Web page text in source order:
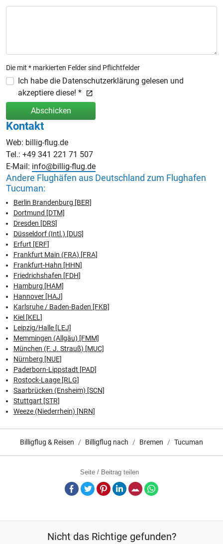
Die mit * markierten Felder sind Pflichtfelder
Ich habe die Datenschutzerklärung gelesen und
akzeptiere diese! *
Abschicken
Kontakt
Web: billig-flug.de
Tel.: +49 341 221 71 507
E-Mail: info@billig-flug.de
Andere Flughäfen aus Deutschland zum Flughafen
Tucuman:
Berlin Brandenburg [BER]
Dortmund [DTM]
Dresden [DRS]
Düsseldorf (Intl.) [DUS]
Erfurt [ERF]
Frankfurt Main (FRA) [FRA]
Frankfurt-Hahn [HHN]
Friedrichshafen [FDH]
Hamburg [HAM]
Hannover [HAJ]
Karlsruhe / Baden-Baden [FKB]
Kiel [KEL]
Leipzig/Halle [LEJ]
Memmingen (Allgäu) [FMM]
München (F. J. Strauß) [MUC]
Nürnberg [NUE]
Paderborn-Lippstadt [PAD]
Rostock-Laage [RLG]
Saarbrücken (Ensheim) [SCN]
Stuttgart [STR]
Weeze (Niederrhein) [NRN]
Billigflug & Reisen Billigflug nach Bremen Tucuman
Seite / Beitrag teilen
Facebook
TwitterPinterestLinkedInE-Mail
Nicht das Richtige gefunden?